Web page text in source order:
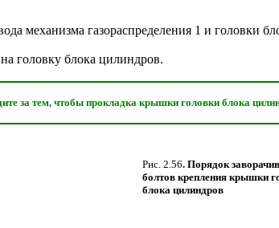
механизма газораспределения 1 и головки
головку блока цилиндров.
за тем, чтобы прокладка крышки головки блока
Рис. 2.56. Порядок
болтов крепления крышки
блока цилиндров